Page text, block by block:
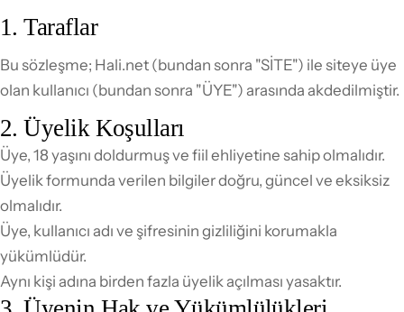
1. Taraflar
Bu sözleşme; Hali.net (bundan sonra "SİTE") ile siteye üye
olan kullanıcı (bundan sonra "ÜYE") arasında akdedilmiştir.
2. Üyelik Koşulları
Üye, 18 yaşını doldurmuş ve fiil ehliyetine sahip olmalıdır.
Üyelik formunda verilen bilgiler doğru, güncel ve eksiksiz
olmalıdır.
Üye, kullanıcı adı ve şifresinin gizliliğini korumakla
yükümlüdür.
Aynı kişi adına birden fazla üyelik açılması yasaktır.